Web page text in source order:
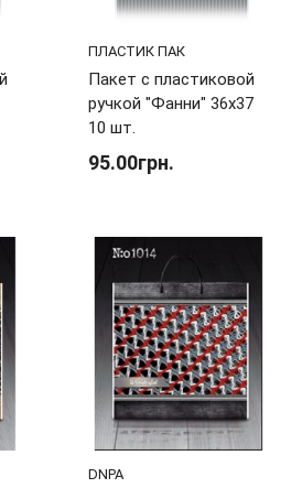
ПЛАСТИК ПАК
Пакет с пластиковой
ручкой "Фанни" 36х37
10 шт.
95.00грн.
DNPA